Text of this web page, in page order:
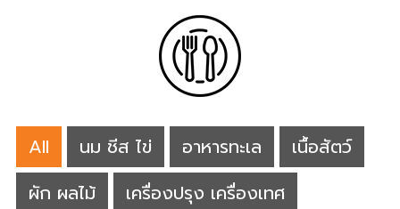
All นม ชีส ไข่ อาหารทะเล
เนื้อสัตว์
ผัก ผลไม้
เครื่องปรุง เครื่องเทศ